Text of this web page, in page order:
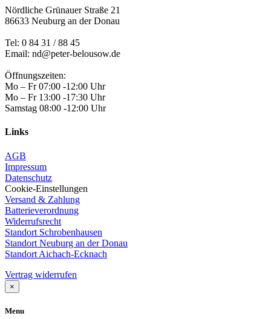
Nördliche Grünauer Straße 21
86633 Neuburg an der Donau
Tel: 0 84 31 / 88 45
Email: nd@peter-belousow.de
Öffnungszeiten:
Mo – Fr 07:00 -12:00 Uhr
Mo – Fr 13:00 -17:30 Uhr
Samstag 08:00 -12:00 Uhr
Links
AGB
Impressum
Datenschutz
Cookie-Einstellungen
Versand & Zahlung
Batterieverordnung
Widerrufsrecht
Standort Schrobenhausen
Standort Neuburg an der Donau
Standort Aichach-Ecknach
Vertrag widerrufen
×
Menu